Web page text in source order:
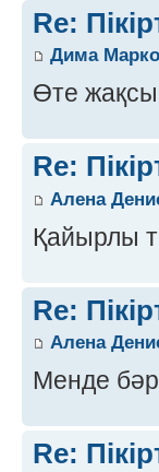
Re:
Дима
Өте
Re:
Алена
Қайырлы
Re:
Алена
Менде
Re: